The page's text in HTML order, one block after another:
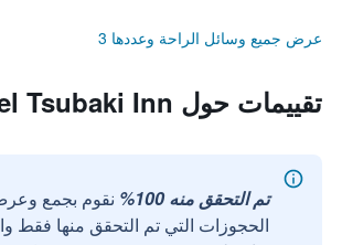
عرض جميع وسائل الراحة وعددها 3
تقييمات حول Hotel Tsubaki Inn
تم التحقق منه 100%
نقوم بجمع
الحجوزات التي تم التحقق منها فقط